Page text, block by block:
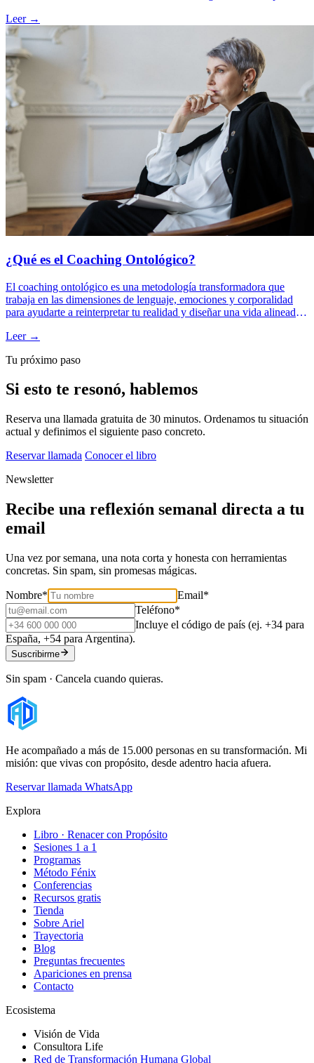
crear soluciones disruptivas alineadas con valores y propósito.
Leer →
¿Qué es el Coaching Ontológico?
El coaching ontológico es una metodología transformadora que
trabaja en las dimensiones de lenguaje, emociones y corporalidad
para ayudarte a reinterpretar tu realidad y diseñar una vida alineada
quién eres mientras lo haces.
Leer →
Tu próximo paso
Si esto te resonó, hablemos
Reserva una llamada gratuita de 30 minutos. Ordenamos tu situación
actual y definimos el siguiente paso concreto.
Reservar llamada Conocer el libro
Newsletter
Recibe una reflexión semanal directa a tu
email
Una vez por semana, una nota corta y honesta con herramientas
concretas. Sin spam, sin promesas mágicas.
Nombre* Email*
Teléfono*
Incluye el código de país (ej. +34 para
España, +54 para Argentina).
Suscribirme
Sin spam · Cancela cuando quieras.
He acompañado a más de 15.000 personas en su transformación. Mi
misión: que vivas con propósito, desde adentro hacia afuera.
Reservar llamada WhatsApp
Explora
Libro · Renacer con Propósito
Sesiones 1 a 1
Programas
Método Fénix
Conferencias
Recursos gratis
Tienda
Sobre Ariel
Trayectoria
Blog
Preguntas frecuentes
Apariciones en prensa
Contacto
Ecosistema
Visión de Vida
Consultora Life
Red de Transformación Humana Global